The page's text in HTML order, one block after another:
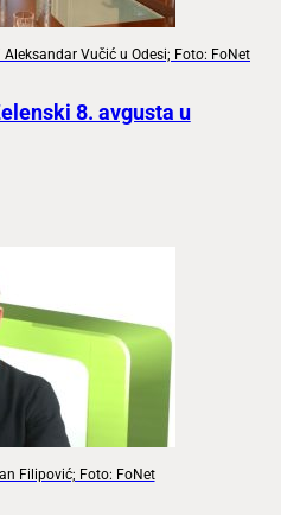
Vučić u Odesi; Foto: FoNet
8. avgusta u
Filipović; Foto: FoNet